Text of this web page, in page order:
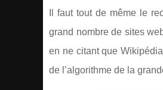
Il faut tout de même le
grand nombre de sites
en ne citant que
de l’algorithme de la